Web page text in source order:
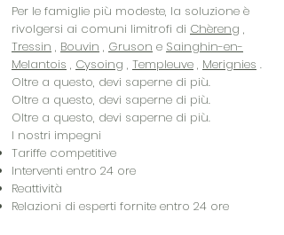
Per le famiglie più modeste, la soluzione è
rivolgersi ai comuni limitrofi di Chèreng ,
Tressin , Bouvin , Gruson e Sainghin-en-
Melantois , Cysoing , Templeuve , Merignies .
Oltre a questo, devi saperne di più.
Oltre a questo, devi saperne di più.
Oltre a questo, devi saperne di più.
I nostri impegni
Tariffe competitive
Interventi entro 24 ore
Reattività
Relazioni di esperti fornite entro 24 ore